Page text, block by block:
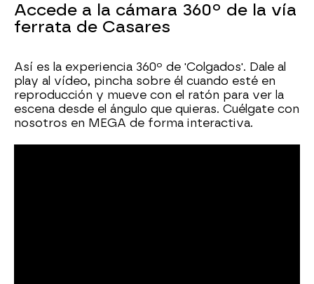
Accede a la cámara 360º de la vía
ferrata de Casares
Así es la experiencia 360º de 'Colgados'. Dale al
play al vídeo, pincha sobre él cuando esté en
reproducción y mueve con el ratón para ver la
escena desde el ángulo que quieras. Cuélgate con
nosotros en MEGA de forma interactiva.